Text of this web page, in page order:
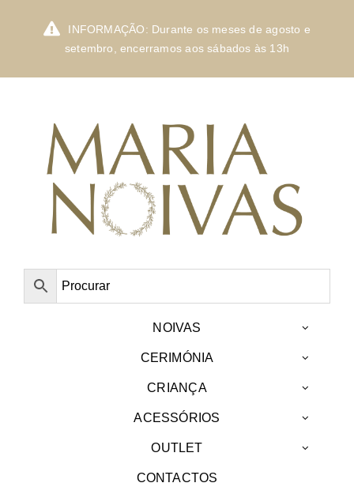
INFORMAÇÃO: Durante os meses de agosto e
setembro, encerramos aos sábados às 13h
NOIVAS
CERIMÓNIA
CRIANÇA
ACESSÓRIOS
OUTLET
CONTACTOS